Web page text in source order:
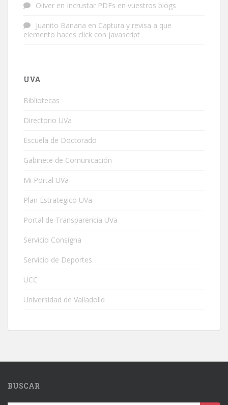
Oliver en Incrustar PDFs en vuestros blogs
Juanito Banana en Captura y revisa a que
elemento haces click con javascript
UVA
Bibliotecas
Directorio UVa
Escuela de Doctorado
Gabinete de Comunicación
Mi Portal UVa
Plan Estrategico UVa
Portal de Transparencia UVa
Servicio Consigna
Servicio de Deportes
UCC
Universidad de Valladolid
BUSCAR